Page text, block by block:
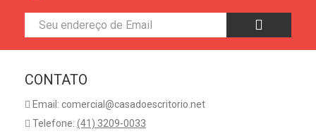
CONTATO
Email: comercial@casadoescritorio.net
Telefone: (41) 3209-0033